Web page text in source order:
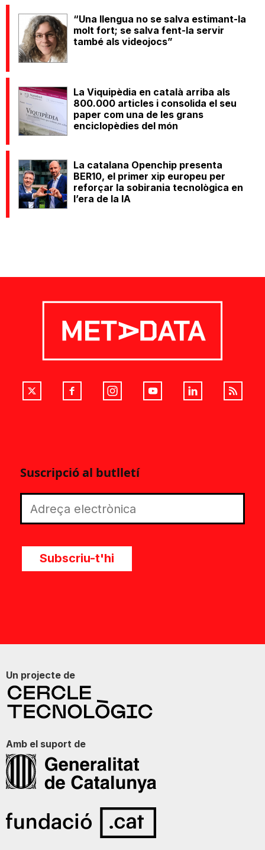
“Una llengua no se salva estimant-la
molt fort; se salva fent-la servir
també als videojocs”
La Viquipèdia en català arriba als
800.000 articles i consolida el seu
paper com una de les grans
enciclopèdies del món
La catalana Openchip presenta
BER10, el primer xip europeu per
reforçar la sobirania tecnològica en
l’era de la IA
Suscripció al butlletí
Subscriu-t'hi
Un projecte de
Amb el suport de